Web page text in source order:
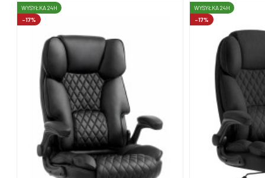
-17%
WYSYŁKA 24H
-17%
WYSYŁKA 24H